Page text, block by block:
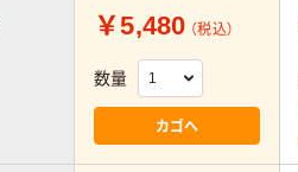
￥5,480 （税込）
数量
カゴへ